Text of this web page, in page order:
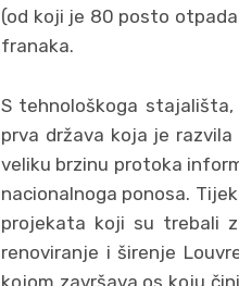
(od koji je 80 posto
franaka.
S tehnološkoga
prva država koja je
veliku brzinu protoka
nacionalnoga ponosa.
projekata koji su trebali
renoviranje i širenje
kojom završava os koju